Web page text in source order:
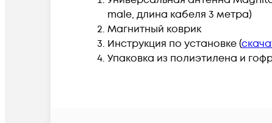
male, длина кабеля 3 метра)
Магнитный коврик
Инструкция по установке (
Упаковка из полиэтилена и